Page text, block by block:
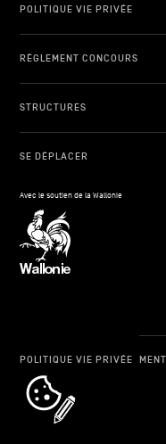
POLITIQUE VIE PRIVÉE
RÈGLEMENT CONCOURS
STRUCTURES
SE DÉPLACER
Avec le soutien de la Wallonie
cookie_notice_link
POLITIQUE VIE PRIVÉE